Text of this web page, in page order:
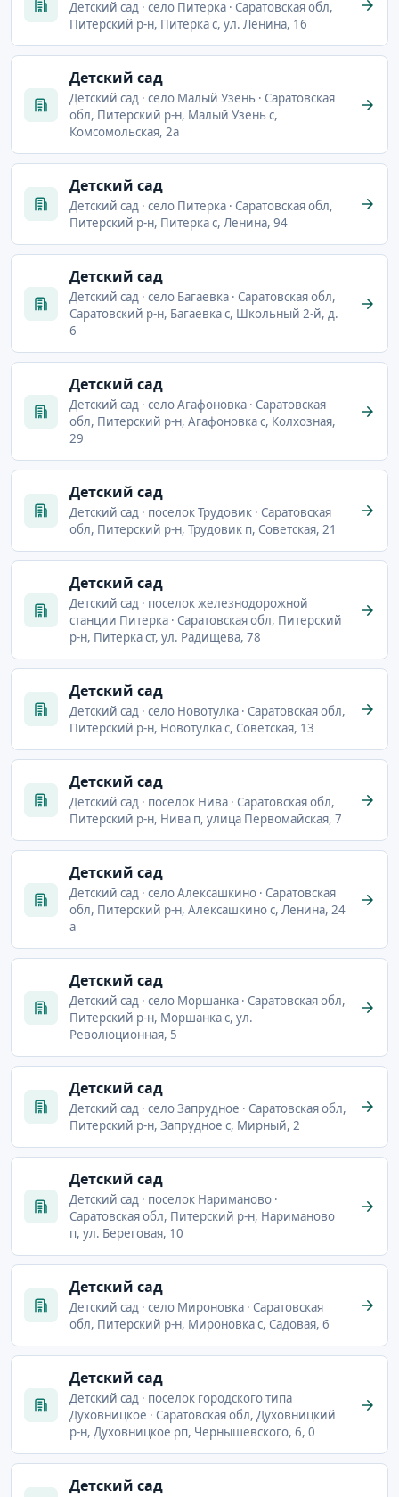
Детский сад · село Питерка · Саратовская обл,
Питерский р-н, Питерка с, ул. Ленина, 16
Детский сад
Детский сад · село Малый Узень · Саратовская
обл, Питерский р-н, Малый Узень с,
Комсомольская, 2а
Детский сад
Детский сад · село Питерка · Саратовская обл,
Питерский р-н, Питерка с, Ленина, 94
Детский сад
Детский сад · село Багаевка · Саратовская обл,
Саратовский р-н, Багаевка с, Школьный 2-й, д.
6
Детский сад
Детский сад · село Агафоновка · Саратовская
обл, Питерский р-н, Агафоновка с, Колхозная,
29
Детский сад
Детский сад · поселок Трудовик · Саратовская
обл, Питерский р-н, Трудовик п, Советская, 21
Детский сад
Детский сад · поселок железнодорожной
станции Питерка · Саратовская обл, Питерский
р-н, Питерка ст, ул. Радищева, 78
Детский сад
Детский сад · село Новотулка · Саратовская обл,
Питерский р-н, Новотулка с, Советская, 13
Детский сад
Детский сад · поселок Нива · Саратовская обл,
Питерский р-н, Нива п, улица Первомайская, 7
Детский сад
Детский сад · село Алексашкино · Саратовская
обл, Питерский р-н, Алексашкино с, Ленина, 24
а
Детский сад
Детский сад · село Моршанка · Саратовская обл,
Питерский р-н, Моршанка с, ул.
Революционная, 5
Детский сад
Детский сад · село Запрудное · Саратовская обл,
Питерский р-н, Запрудное с, Мирный, 2
Детский сад
Детский сад · поселок Нариманово ·
Саратовская обл, Питерский р-н, Нариманово
п, ул. Береговая, 10
Детский сад
Детский сад · село Мироновка · Саратовская
обл, Питерский р-н, Мироновка с, Садовая, 6
Детский сад
Детский сад · поселок городского типа
Духовницкое · Саратовская обл, Духовницкий
р-н, Духовницкое рп, Чернышевского, 6, 0
Детский сад